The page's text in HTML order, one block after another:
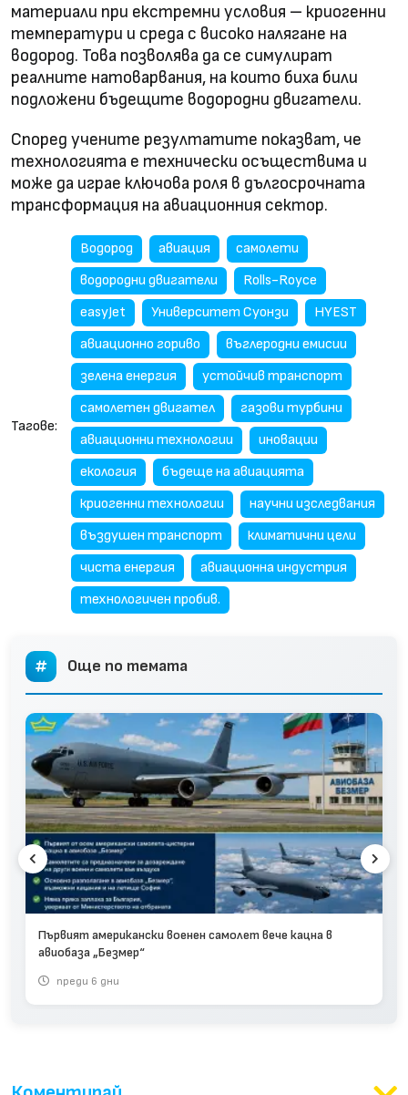
материали при екстремни условия – криогенни
температури и среда с високо налягане на
водород. Това позволява да се симулират
реалните натоварвания, на които биха били
подложени бъдещите водородни двигатели.
Според учените резултатите показват, че
технологията е технически осъществима и
може да играе ключова роля в дългосрочната
трансформация на авиационния сектор.
Тагове:
Водород авиация
самолети
водородни двигатели
Rolls-Royce
easyJet
Университет Суонзи
HYEST
авиационно гориво
въглеродни емисии
зелена енергия
устойчив транспорт
самолетен двигател
газови турбини
авиационни технологии
иновации
екология
бъдеще на авиацията
криогенни технологии
научни изследвания
въздушен транспорт
климатични цели
чиста енергия
авиационна индустрия
технологичен пробив.
Още по темата
Първият американски военен самолет вече кацна в
авиобаза „Безмер“
преди 6 дни